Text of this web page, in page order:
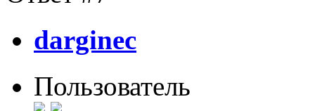
darginec
Пользователь